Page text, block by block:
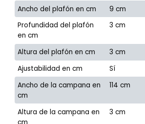
Ancho del plafón en cm
9 cm
Profundidad del plafón
en cm
3 cm
Altura del plafón en cm
3 cm
Ajustabilidad en cm
Sí
Ancho de la campana en
cm
114 cm
Altura de la campana en
cm
3 cm